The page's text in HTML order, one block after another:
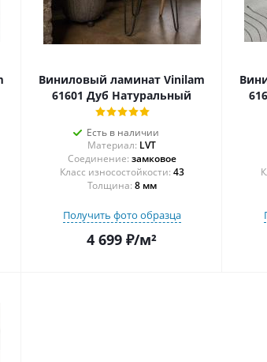
Виниловый ламинат Vinilam
61601 Дуб Натуральный
Есть в наличии
Материал: LVT
Соединение: замковое
43
Толщина: 8 мм
Получить фото образца
4 699 ₽/м²